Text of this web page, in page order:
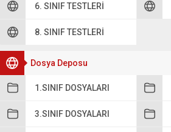
6. SINIF TESTLERI
8. SINIF TESTLERI
Dosya Deposu
1.SINIF DOSYALARI
3.SINIF DOSYALARI